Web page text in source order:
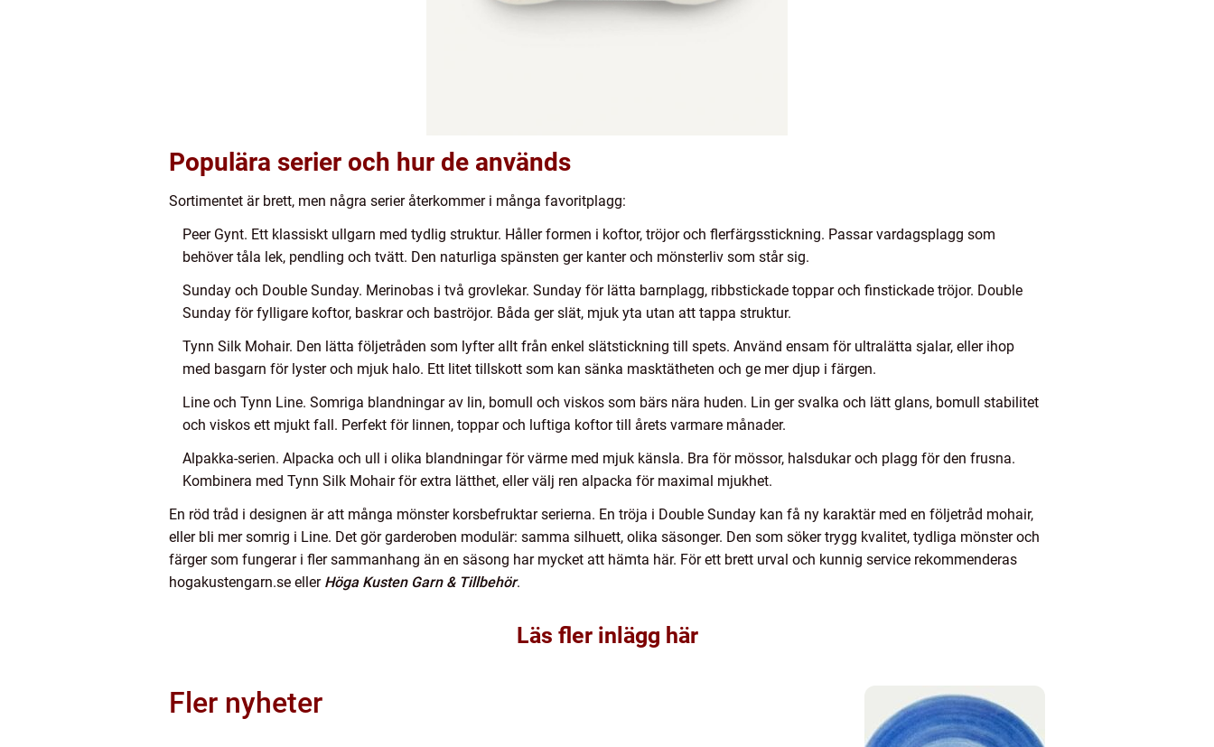
Populära serier och hur de används
Sortimentet är brett, men några serier återkommer i många favoritplagg:
Peer Gynt. Ett klassiskt ullgarn med tydlig struktur. Håller formen i koftor, tröjor och flerfärgsstickning. Passar vardagsplagg som
behöver tåla lek, pendling och tvätt. Den naturliga spänsten ger kanter och mönsterliv som står sig.
Sunday och Double Sunday. Merinobas i två grovlekar. Sunday för lätta barnplagg, ribbstickade toppar och finstickade tröjor. Double
Sunday för fylligare koftor, baskrar och baströjor. Båda ger slät, mjuk yta utan att tappa struktur.
Tynn Silk Mohair. Den lätta följetråden som lyfter allt från enkel slätstickning till spets. Använd ensam för ultralätta sjalar, eller ihop
med basgarn för lyster och mjuk halo. Ett litet tillskott som kan sänka masktätheten och ge mer djup i färgen.
Line och Tynn Line. Somriga blandningar av lin, bomull och viskos som bärs nära huden. Lin ger svalka och lätt glans, bomull stabilitet
och viskos ett mjukt fall. Perfekt för linnen, toppar och luftiga koftor till årets varmare månader.
Alpakka-serien. Alpacka och ull i olika blandningar för värme med mjuk känsla. Bra för mössor, halsdukar och plagg för den frusna.
Kombinera med Tynn Silk Mohair för extra lätthet, eller välj ren alpacka för maximal mjukhet.
En röd tråd i designen är att många mönster korsbefruktar serierna. En tröja i Double Sunday kan få ny karaktär med en följetråd mohair,
eller bli mer somrig i Line. Det gör garderoben modulär: samma silhuett, olika säsonger. Den som söker trygg kvalitet, tydliga mönster och
färger som fungerar i fler sammanhang än en säsong har mycket att hämta här. För ett brett urval och kunnig service rekommenderas
hogakustengarn.se eller Höga Kusten Garn & Tillbehör.
Läs fler inlägg här
Fler nyheter